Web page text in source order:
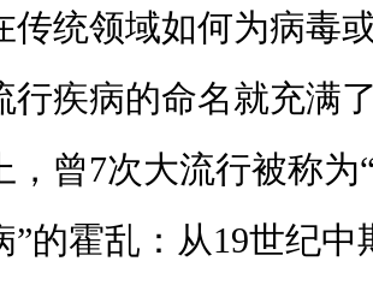
领域如何为病毒或
行疾病的命名就充满
，曾7次大流行被称
”的霍乱：从19世纪